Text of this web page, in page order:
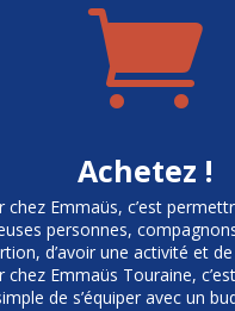

Achetez !
chez Emmaüs, c’est
personnes,
d’avoir une activité et
chez Emmaüs Touraine,
de s’équiper avec un